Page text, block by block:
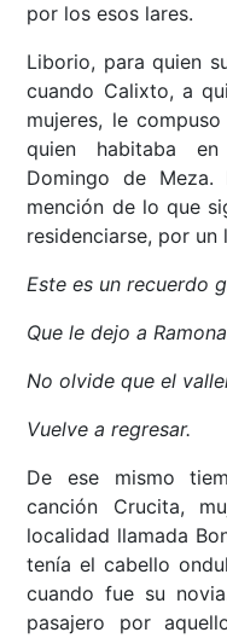
por los esos lares.
Liborio, para quien
cuando Calixto, a
mujeres, le
quien habitaba
Domingo de
mención de lo que
residenciarse, por un
Este es un recuerdo
Que le dejo a Ramona
No olvide que el
Vuelve a regresar.
De ese mismo
canción Crucita,
localidad llamada
tenía el cabello
cuando fue su
pasajero por